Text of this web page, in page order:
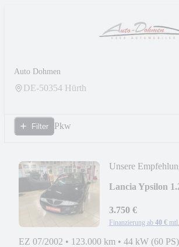
Auto Dohmen
DE-50354 Hürth
Filter Pkw
Unsere
Lancia Ypsilon
3.750 €
Finanzierung ab 40 € mtl.
EZ 07/2002 • 123.000 km • 44 kW (60 PS)